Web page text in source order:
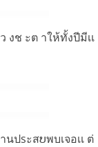
ช ะต าให้ทั้งปีมีเเ
ปsะสບพบเจอเเ ต่